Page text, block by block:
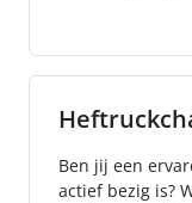
Ben jij een
actief bezig is?